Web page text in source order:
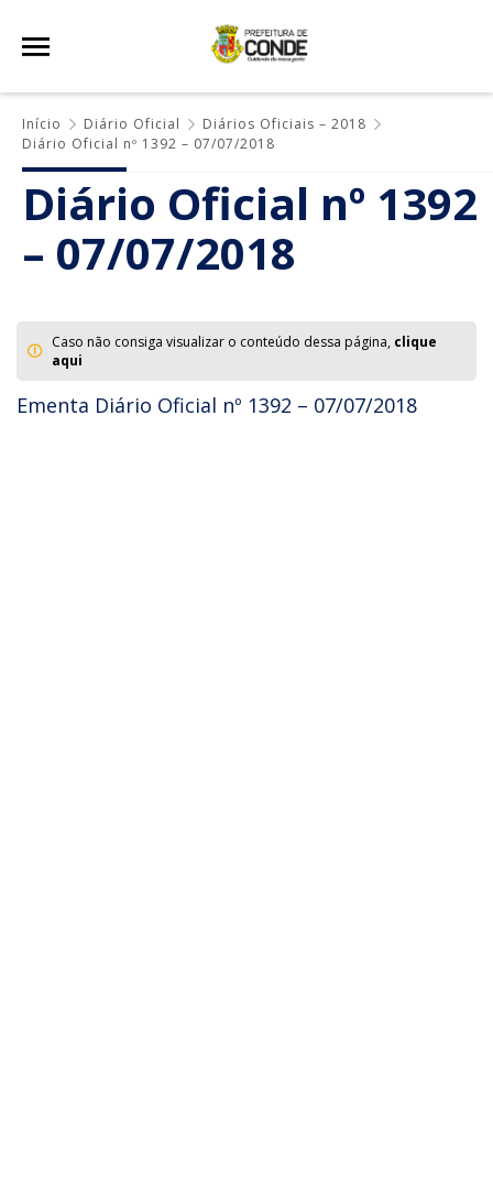
Início Diário Oficial
Diários Oficiais – 2018
Diário Oficial nº 1392 – 07/07/2018
Diário Oficial nº 1392
– 07/07/2018
Caso não consiga visualizar o conteúdo dessa página, clique
aqui
Ementa Diário Oficial nº 1392 – 07/07/2018